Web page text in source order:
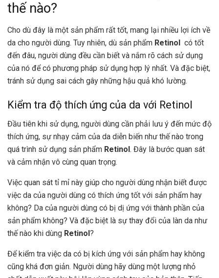
thế nào?
Cho dù đây là một sản phẩm rất tốt, mang lại nhiều lợi ích về
da cho người dùng. Tuy nhiên, dù sản phẩm Retinol có tốt
đến đâu, người dùng đều cần biết và nắm rõ cách sử dụng
của nó để có phương pháp sử dụng hợp lý nhất. Và đặc biệt,
tránh sử dụng sai cách gây những hậu quả khó lường.
Kiểm tra độ thích ứng của da với Retinol
Đầu tiên khi sử dụng, người dùng cần phải lưu ý đến mức độ
thích ứng, sự nhạy cảm của da diễn biến như thế nào trong
quá trình sử dụng sản phẩm Retinol . Đây là bước quan sát
và cảm nhận vô cùng quan trọng.
Việc quan sát tỉ mỉ này giúp cho người dùng nhận biết được
việc da của người dùng có thích ứng tốt với sản phẩm hay
không? Da của người dùng có bị dị ứng với thành phần của
sản phẩm không? Và đặc biệt là sự thay đổi của làn da như
thế nào khi dùng Retinol ?
Để kiểm tra việc da có bị kích ứng với sản phẩm hay không
cũng khá đơn giản. Người dùng hãy dùng một lượng nhỏ